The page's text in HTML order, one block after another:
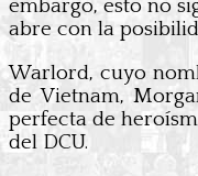
embargo, esto no
abre con la
Warlord, cuyo
de Vietnam,
perfecta de
del DCU.